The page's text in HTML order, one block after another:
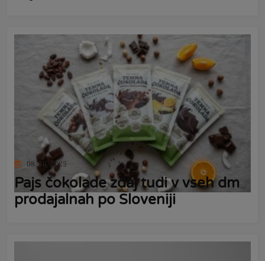
08. 10. 2025
Pajs čokolade zdaj tudi v vseh dm
prodajalnah po Sloveniji